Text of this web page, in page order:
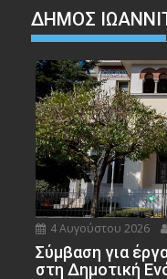
ΔΗΜΟΣ
4 Αυγούστου 2026
Σύμβαση για
στη Δημοτική